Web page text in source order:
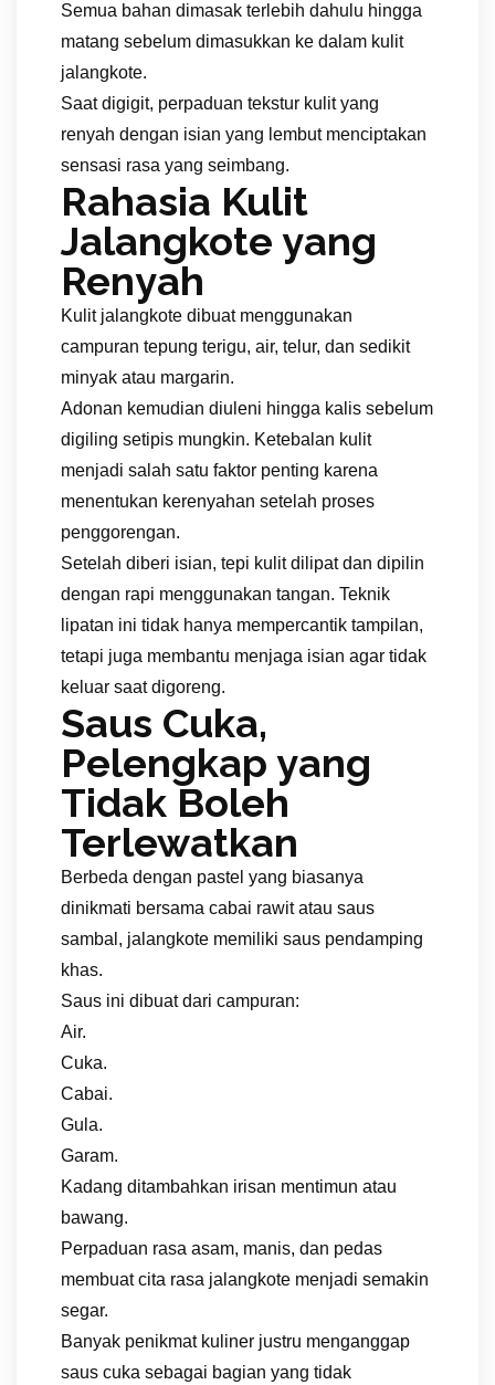
Semua bahan dimasak terlebih dahulu hingga
matang sebelum dimasukkan ke dalam kulit
jalangkote.
Saat digigit, perpaduan tekstur kulit yang
renyah dengan isian yang lembut menciptakan
sensasi rasa yang seimbang.
Rahasia Kulit
Jalangkote yang
Renyah
Kulit jalangkote dibuat menggunakan
campuran tepung terigu, air, telur, dan sedikit
minyak atau margarin.
Adonan kemudian diuleni hingga kalis sebelum
digiling setipis mungkin. Ketebalan kulit
menjadi salah satu faktor penting karena
menentukan kerenyahan setelah proses
penggorengan.
Setelah diberi isian, tepi kulit dilipat dan dipilin
dengan rapi menggunakan tangan. Teknik
lipatan ini tidak hanya mempercantik tampilan,
tetapi juga membantu menjaga isian agar tidak
keluar saat digoreng.
Saus Cuka,
Pelengkap yang
Tidak Boleh
Terlewatkan
Berbeda dengan pastel yang biasanya
dinikmati bersama cabai rawit atau saus
sambal, jalangkote memiliki saus pendamping
khas.
Saus ini dibuat dari campuran:
Air.
Cuka.
Cabai.
Gula.
Garam.
Kadang ditambahkan irisan mentimun atau
bawang.
Perpaduan rasa asam, manis, dan pedas
membuat cita rasa jalangkote menjadi semakin
segar.
Banyak penikmat kuliner justru menganggap
saus cuka sebagai bagian yang tidak